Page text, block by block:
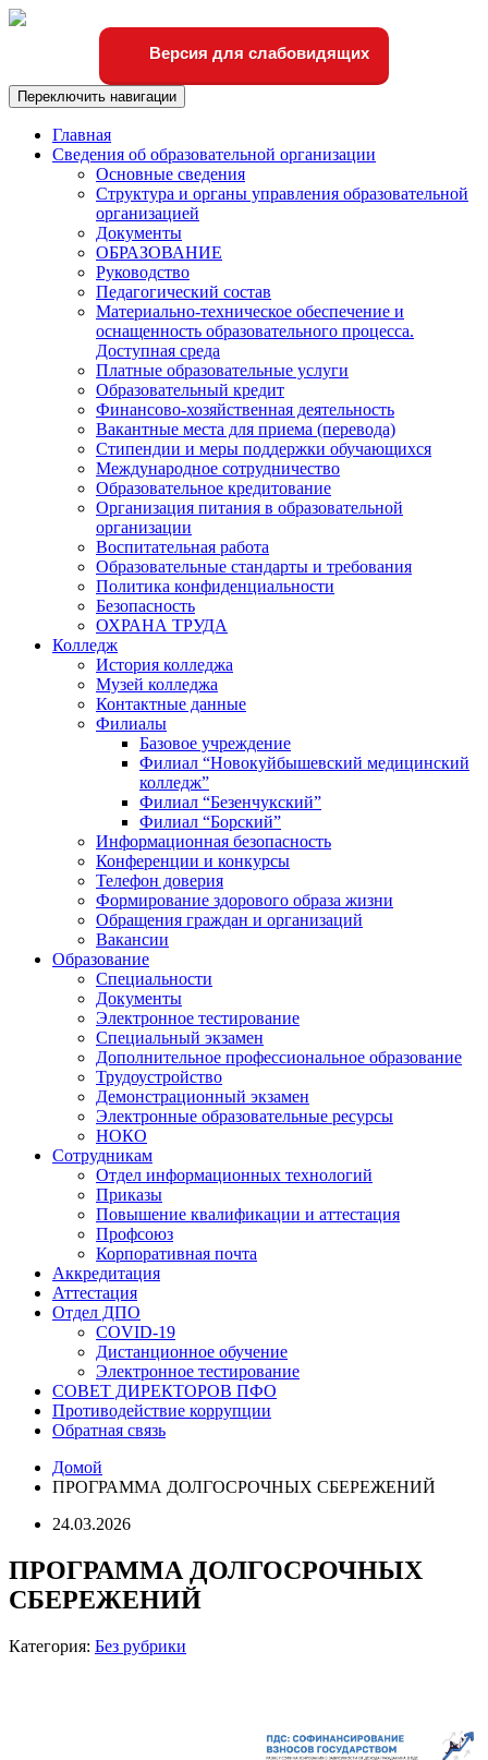
Версия для слабовидящих
Переключить навигации
Главная
Сведения об образовательной организации
Основные сведения
Структура и органы управления образовательной
организацией
Документы
ОБРАЗОВАНИЕ
Руководство
Педагогический состав
Материально-техническое обеспечение и
оснащенность образовательного процесса.
Доступная среда
Платные образовательные услуги
Образовательный кредит
Финансово-хозяйственная деятельность
Вакантные места для приема (перевода)
Стипендии и меры поддержки обучающихся
Международное сотрудничество
Образовательное кредитование
Организация питания в образовательной
организации
Воспитательная работа
Образовательные стандарты и требования
Политика конфиденциальности
Безопасность
ОХРАНА ТРУДА
Колледж
История колледжа
Музей колледжа
Контактные данные
Филиалы
Базовое учреждение
Филиал “Новокуйбышевский медицинский
колледж”
Филиал “Безенчукский”
Филиал “Борский”
Информационная безопасность
Конференции и конкурсы
Телефон доверия
Формирование здорового образа жизни
Обращения граждан и организаций
Вакансии
Образование
Специальности
Документы
Электронное тестирование
Специальный экзамен
Дополнительное профессиональное образование
Трудоустройство
Демонстрационный экзамен
Электронные образовательные ресурсы
НОКО
Сотрудникам
Отдел информационных технологий
Приказы
Повышение квалификации и аттестация
Профсоюз
Корпоративная почта
Аккредитация
Аттестация
Отдел ДПО
COVID-19
Дистанционное обучение
Электронное тестирование
СОВЕТ ДИРЕКТОРОВ ПФО
Противодействие коррупции
Обратная связь
Домой
ПРОГРАММА ДОЛГОСРОЧНЫХ СБЕРЕЖЕНИЙ
24.03.2026
ПРОГРАММА ДОЛГОСРОЧНЫХ
СБЕРЕЖЕНИЙ
Категория: Без рубрики